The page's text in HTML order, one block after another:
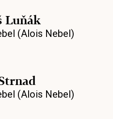
Luňák
(Alois Nebel)
(Alois Nebel)